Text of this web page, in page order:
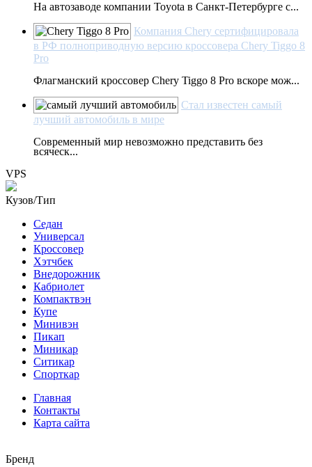
На автозаводе компании Toyota в Санкт-Петербурге с...
Компания Chery сертифицировала
в РФ полноприводную версию кроссовера Chery Tiggo 8
Pro
Флагманский кроссовер Chery Tiggo 8 Pro вскоре мож...
Стал известен самый
лучший автомобиль в мире
Современный мир невозможно представить без
всяческ...
VPS
Кузов/Тип
Седан
Универсал
Кроссовер
Хэтчбек
Внедорожник
Кабриолет
Компактвэн
Купе
Минивэн
Пикап
Миникар
Ситикар
Спорткар
Главная
Контакты
Карта сайта
Бренд